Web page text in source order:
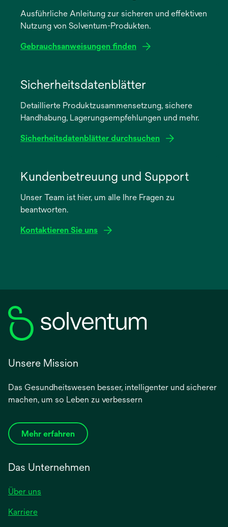
Ausführliche Anleitung zur sicheren und effektiven
Nutzung von Solventum-Produkten.
Gebrauchsanweisungen finden
neuen
Registerkarte
Sicherheitsdatenblätter
Detaillierte Produktzusammensetzung, sichere
Handhabung, Lagerungsempfehlungen und mehr.
Sicherheitsdatenblätter durchsuchen
neuen
Registerkarte
Kundenbetreuung und Support
Unser Team ist hier, um alle Ihre Fragen zu
beantworten.
Kontaktieren Sie uns
Unsere Mission
Das Gesundheitswesen besser, intelligenter und sicherer
machen, um so Leben zu verbessern
Mehr erfahren
Das Unternehmen
Über uns
Karriere